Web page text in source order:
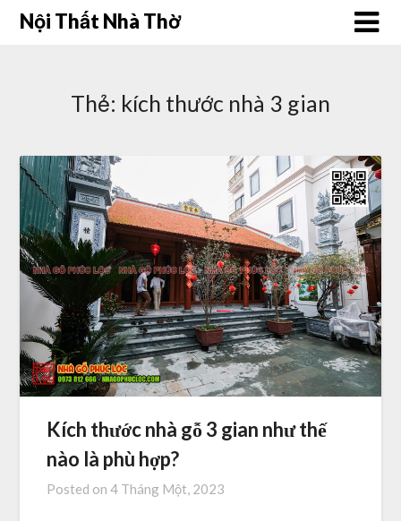
SkipNội Thất Nhà Thờ
Thẻ: kích thước nhà 3 gian
Kích thước nhà gỗ 3 gian như thế
nào là phù hợp?
Posted on4 Tháng Một, 2023